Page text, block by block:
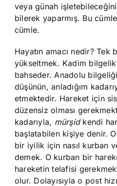
veya günah
bilerek yaparmış. Bu
cümle.
Hayatın amacı nedir? Tek
yükseltmek. Kadim
bahseder. Anadolu
düşünün, anladığım
etmektedir. Hareket için
düzensiz olması
kadarıyla, mürşidkendi
başlatabilen kişiye denir.
bir iyilik için nasıl kurban
demek. O kurban bir
hareketin telafisi
olur. Dolayısıyla o post